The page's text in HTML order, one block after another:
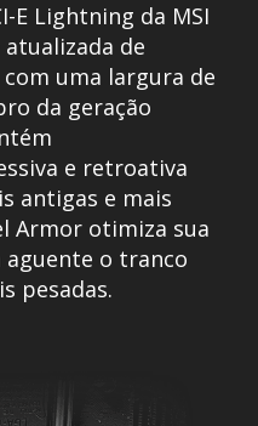
E Lightning da MSI
de
uma largura de
da geração
e retroativa
antigas e mais
Armor otimiza sua
aguente o tranco
pesadas.